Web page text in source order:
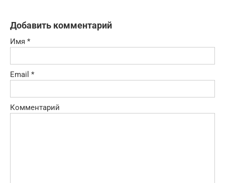
Добавить комментарий
Имя *
Email *
Комментарий